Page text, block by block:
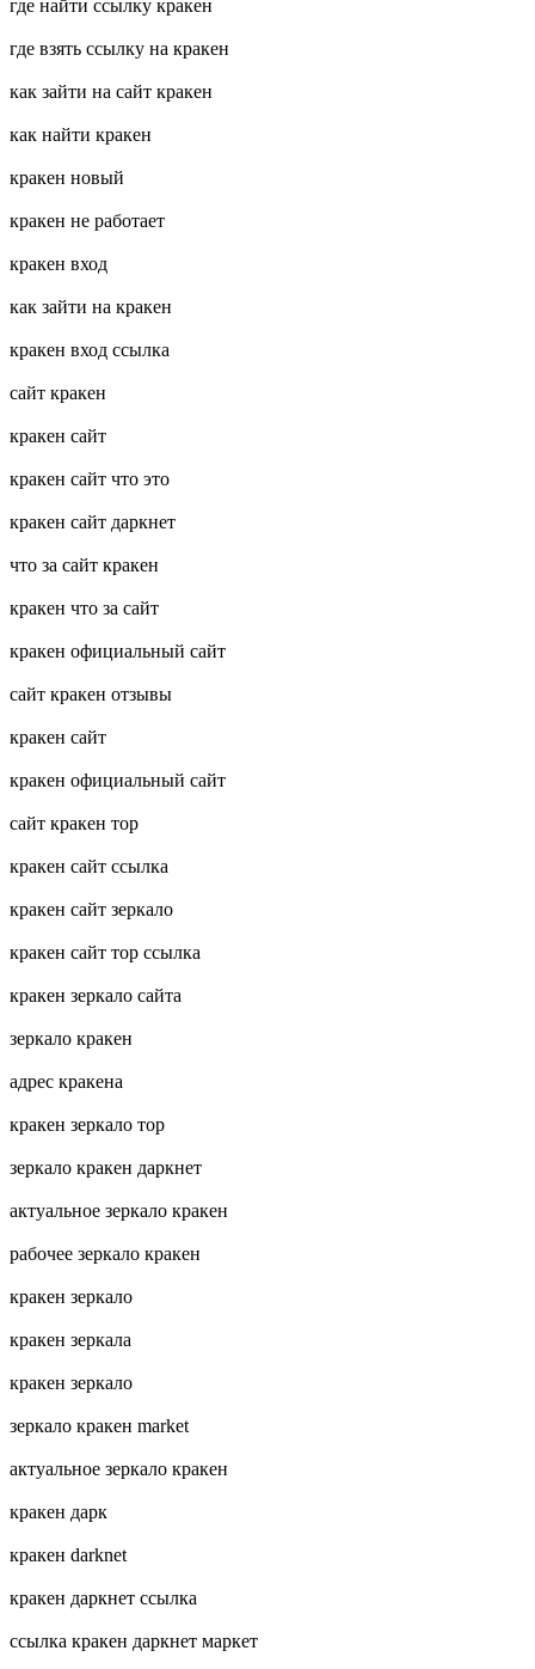
где найти ссылку кракен
где взять ссылку на кракен
как зайти на сайт кракен
как найти кракен
кракен новый
кракен не работает
кракен вход
как зайти на кракен
кракен вход ссылка
сайт кракен
кракен сайт
кракен сайт что это
кракен сайт даркнет
что за сайт кракен
кракен что за сайт
кракен официальный сайт
сайт кракен отзывы
кракен сайт
кракен официальный сайт
сайт кракен тор
кракен сайт ссылка
кракен сайт зеркало
кракен сайт тор ссылка
кракен зеркало сайта
зеркало кракен
адрес кракена
кракен зеркало тор
зеркало кракен даркнет
актуальное зеркало кракен
рабочее зеркало кракен
кракен зеркало
кракен зеркала
кракен зеркало
зеркало кракен market
актуальное зеркало кракен
кракен дарк
кракен darknet
кракен даркнет ссылка
ссылка кракен даркнет маркет